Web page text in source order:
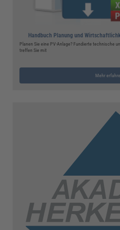
Handbuch Planung und
Planen Sie eine PV-Anlage? Fundierte technische
treffen Sie mit
Mehr